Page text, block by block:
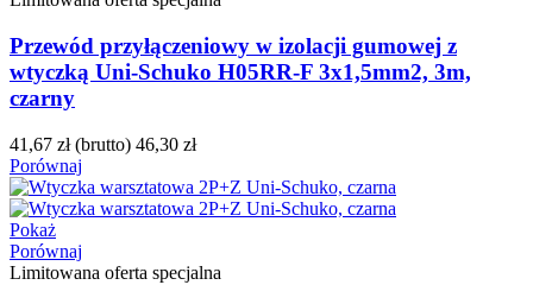
Przewód przyłączeniowy w izolacji gumowej z
wtyczką Uni-Schuko H05RR-F 3x1,5mm2, 3m,
czarny
41,67 zł (brutto) 46,30 zł
Porównaj
Pokaż
Porównaj
Limitowana oferta specjalna